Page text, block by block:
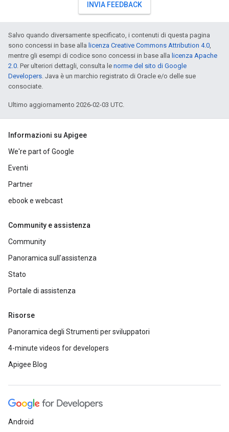
INVIA FEEDBACK
Salvo quando diversamente specificato, i contenuti di questa pagina
sono concessi in base alla licenza Creative Commons Attribution 4.0,
mentre gli esempi di codice sono concessi in base alla licenza Apache
2.0. Per ulteriori dettagli, consulta le norme del sito di Google
Developers. Java è un marchio registrato di Oracle e/o delle sue
consociate.
Ultimo aggiornamento 2026-02-03 UTC.
Informazioni su Apigee
We're part of Google
Eventi
Partner
ebook e webcast
Community e assistenza
Community
Panoramica sull'assistenza
Stato
Portale di assistenza
Risorse
Panoramica degli Strumenti per sviluppatori
4-minute videos for developers
Apigee Blog
Android